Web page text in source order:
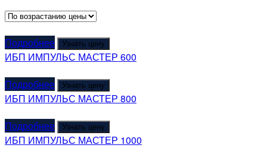
Подробнее Узнать цену
ИБП ИМПУЛЬС МАСТЕР 600
Подробнее
Узнать цену
ИБП ИМПУЛЬС МАСТЕР 800
Подробнее
Узнать цену
ИБП ИМПУЛЬС МАСТЕР 1000